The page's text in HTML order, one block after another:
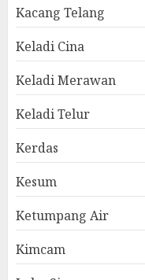
Kacang Telang
Keladi Cina
Keladi Merawan
Keladi Telur
Kerdas
Kesum
Ketumpang Air
Kimcam